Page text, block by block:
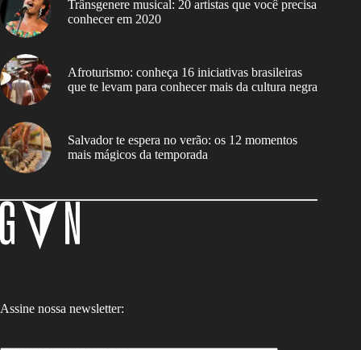
Trânsgenere musical: 20 artistas que você precisa
conhecer em 2020
Afroturismo: conheça 16 iniciativas brasileiras
que te levam para conhecer mais da cultura negra
Salvador te espera no verão: os 12 momentos
mais mágicos da temporada
Assine nossa newsletter: